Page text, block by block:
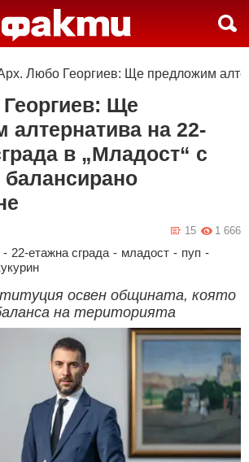
Любо Георгиев: Ще предложим
Ще
алтернатива на 22-
в „Младост“ с
балансирано
1 666
15
- 22-етажна сграда - младост - пуп -
освен общината, която
на територията